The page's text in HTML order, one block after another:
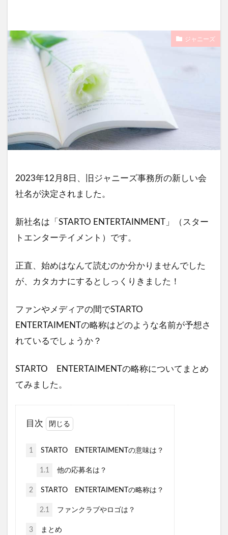
ジャニーズ
2023年12月8日、旧ジャニーズ事務所の新しい会
社名が決定されました。
新社名は「STARTO ENTERTAINMENT」（スター
トエンターテイメント）です。
正直、始めはなんて読むのか分かりませんでした
が、カタカナにするとしっくりきました！
ファンやメディアの間でSTARTO
ENTERTAIMENTの略称はどのような名前が予想さ
れているでしょうか？
STARTO ENTERTAIMENTの略称についてまとめ
てみました。
目次
1 STARTO ENTERTAIMENTの意味は？
1.1 他の応募名は？
2 STARTO ENTERTAIMENTの略称は？
2.1 ファンクラブやロゴは？
3 まとめ